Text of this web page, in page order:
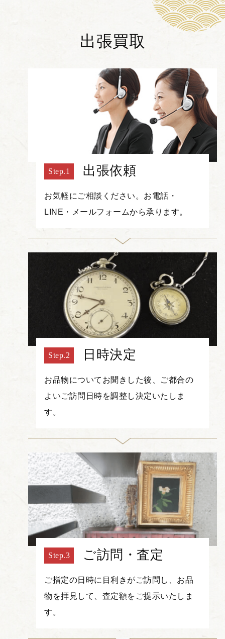
出張買取
出張依頼
お気軽にご相談ください。お電話・
LINE・メールフォームから承ります。
日時決定
お品物についてお聞きした後、ご都合の
よいご訪問日時を調整し決定いたしま
す。
ご訪問・査定
ご指定の日時に目利きがご訪問し、お品
物を拝見して、査定額をご提示いたしま
す。